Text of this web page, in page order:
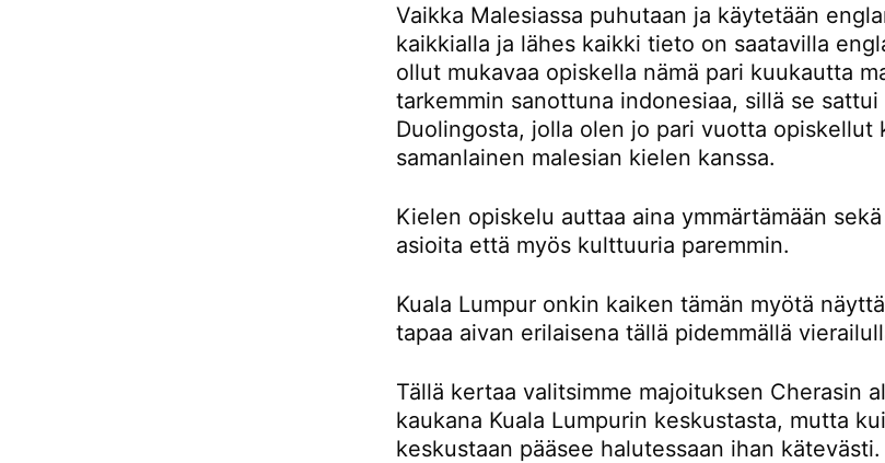
Vaikka Malesiassa puhutaan ja käytetään
kaikkialla ja lähes kaikki tieto on saatavilla
ollut mukavaa opiskella nämä pari kuukautta
tarkemmin sanottuna indonesiaa, sillä se sattui
Duolingosta, jolla olen jo pari vuotta opiskellut
samanlainen malesian kielen kanssa.
Kielen opiskelu auttaa aina ymmärtämään
asioita että myös kulttuuria paremmin.
Kuala Lumpur onkin kaiken tämän myötä
tapaa aivan erilaisena tällä pidemmällä
Tällä kertaa valitsimme majoituksen Cherasin
kaukana Kuala Lumpurin keskustasta, mutta
keskustaan pääsee halutessaan ihan kätevästi.